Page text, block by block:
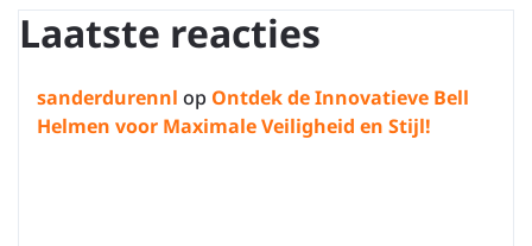
Laatste reacties
sanderdurennl op Ontdek de Innovatieve Bell
Helmen voor Maximale Veiligheid en Stijl!